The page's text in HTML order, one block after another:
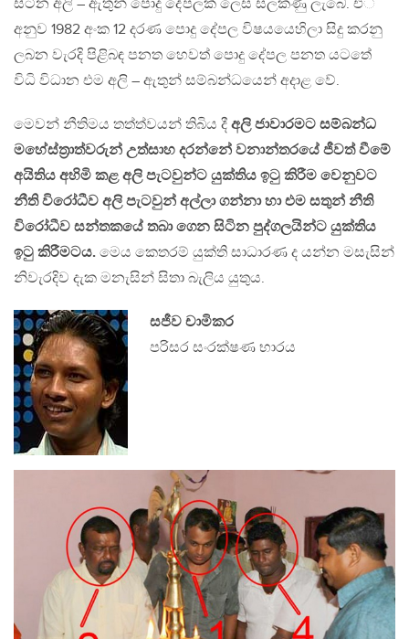
සිටින අලි – ඇතුන් පොදු දේපලක් ලෙස සලකණු ලැබේ. එ්
අනුව 1982 අංක 12 දරණ පොදු දේපල විෂයයෙහිලා සිදු කරනු
ලබන වැරදි පිළිබඳ පනත හෙවත් පොදු දේපල පනත යටතේ
විධි විධාන එම අලි – ඇතුන් සම්බන්ධයෙන් අදාළ වේ.
මෙවන් නීතිමය තත්ත්වයන් තිබිය දී අලි ජාවාරමට සම්බන්ධ
මහේස්ත‍්‍රාත්වරුන් උත්සාහ දරන්නේ වනාන්තරයේ ජීවත් වීමේ
අයිතිය අහිමි කළ අලි පැටවුන්ට යුක්තිය ඉටු කිරීම වෙනුවට
නීති විරෝධීව අලි පැටවුන් අල්ලා ගන්නා හා එම සතුන් නීති
විරෝධීව සන්තකයේ තබා ගෙන සිටින පුද්ගලයින්ට යුක්තිය
ඉටු කිරීමටය. මෙය කෙතරම් යුක්ති සාධාරණ ද යන්න මසැසින්
නිවැරදිව දැක මනැසින් සිතා බැලිය යුතුය.
සජීව චාමිකර
පරිසර සංරක්ෂණ භාරය